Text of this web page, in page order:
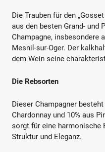
Die Trauben für den
aus den besten Grand- und
Champagne, insbesondere
Mesnil-sur-Oger. Der
dem Wein seine
Die Rebsorten
Dieser Champagner
Chardonnay und 10% aus
sorgt für eine harmonische
Struktur und Eleganz.